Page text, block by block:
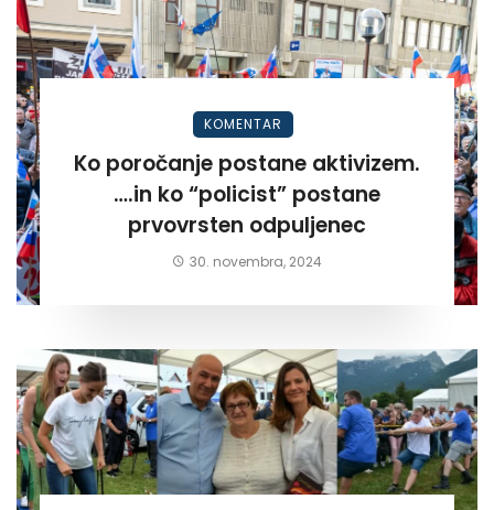
KOMENTAR
Ko poročanje postane aktivizem.
….in ko “policist” postane
prvovrsten odpuljenec
30. novembra, 2024